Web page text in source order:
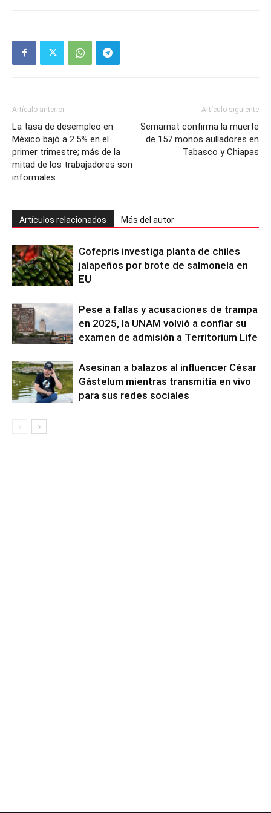
Artículo anterior
La tasa de desempleo en
México bajó a 2.5% en el
primer trimestre; más de la
mitad de los trabajadores son
informales
Artículo siguiente
Semarnat confirma la muerte
de 157 monos aulladores en
Tabasco y Chiapas
Artículos relacionados Más del autor
Cofepris investiga planta de chiles
jalapeños por brote de salmonela en
EU
Pese a fallas y acusaciones de trampa
en 2025, la UNAM volvió a confiar su
examen de admisión a Territorium Life
Asesinan a balazos al influencer César
Gástelum mientras transmitía en vivo
para sus redes sociales